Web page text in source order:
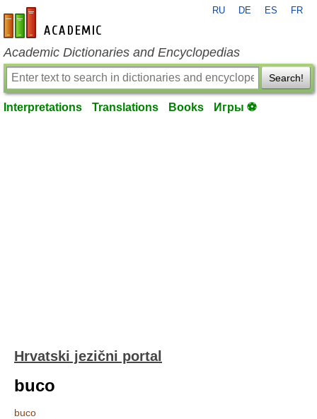
en-academic.com
RU DE ES FR
Academic Dictionaries and Encyclopedias
Search!
Interpretations Translations Books Игры ⚽
Hrvatski jezični portal
buco
buco